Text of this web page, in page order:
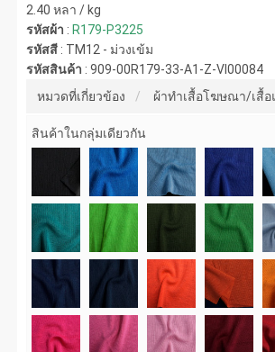
2.40 หลา / kg
รหัสผ้า :R179-P3225
รหัสสี : TM12 - ม่วงเข้ม
รหัสสินค้า :909-00R179-33-A1-Z-VI00084
หมวดที่เกี่ยวข้อง
ผ้าทำเสื้อโฆษณา/เสื้อ
สินค้าในกลุ่มเดียวกัน